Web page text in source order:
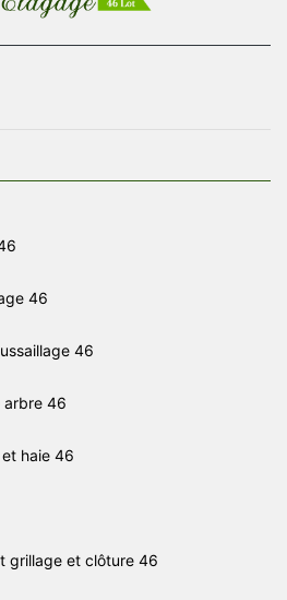
46
46
arbre 46
haie 46
grillage et clôture 46